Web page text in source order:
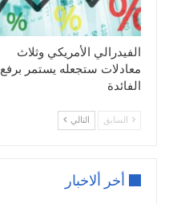
الفيدرالي الأمريكي وثلاث
معادلات ستجعله يستمر برفع
الفائدة
السابق التالي
أخر ألاخبار